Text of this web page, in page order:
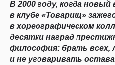
В 2000 году, когда новый
в клубе «Товарищ»
в хореографическом
десятки наград
философия: брать всех,
и не уговаривать